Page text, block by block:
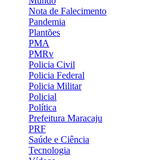
Nota de Falecimento
Pandemia
Plantões
PMA
PMRv
Policia Civil
Policia Federal
Policia Militar
Policial
Política
Prefeitura Maracaju
PRF
Saúde e Ciência
Tecnologia